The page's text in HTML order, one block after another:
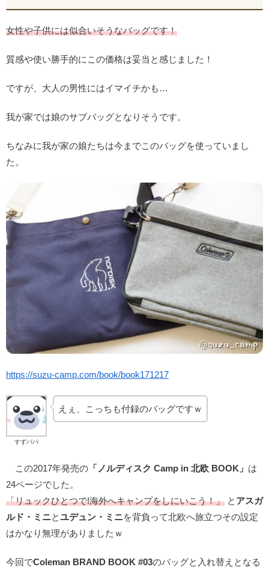
女性や子供には似合いそうなバッグです！
質感や使い勝手的にこの価格は妥当と感じました！
ですが、大人の男性にはイマイチかも…
我が家では娘のサブバッグとなりそうです。
ちなみに我が家の娘たちは今までこのバッグを使っていまし
た。
https://suzu-camp.com/book/book171217
すずパパ
えぇ、こっちも付録のバッグですｗ
この2017年発売の 「ノルディスク Camp in 北欧 BOOK」 は
24ページでした。
「リュックひとつで!海外へキャンプをしにいこう！」 と アスガ
ルド・ミニとユデュン・ミニを背負って北欧へ旅立つその設定
はかなり無理がありましたｗ
今回でColeman BRAND BOOK #03のバッグと入れ替えとなる